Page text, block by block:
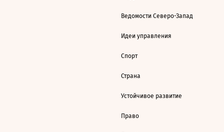
Ведомости Северо-Запад
Идеи управления
Спорт
Страна
Устойчивое развитие
Право